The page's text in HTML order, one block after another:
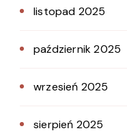
listopad 2025
październik 2025
wrzesień 2025
sierpień 2025